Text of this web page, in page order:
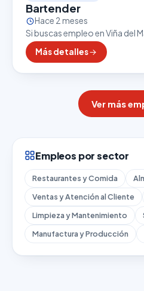
Bartender
Hace 2 meses
Si buscas empleo en Viña del
Bartender puede ser una
sector gastronómico es uno
Más detalles
Ver más
Empleos por sector
Restaurantes y Comida
Ventas y Atención al Cliente
Limpieza y Mantenimiento
Manufactura y Producción